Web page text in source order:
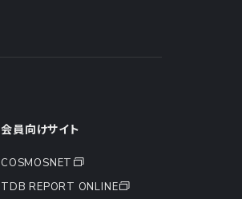
会員向けサイト
COSMOSNET
TDB REPORT ONLINE